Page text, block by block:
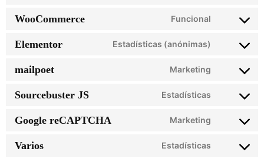
WooCommerce Funcional
Elementor Estadísticas (anónimas)
mailpoet Marketing
Sourcebuster JS Estadísticas
Google reCAPTCHA Marketing
Varios Estadísticas